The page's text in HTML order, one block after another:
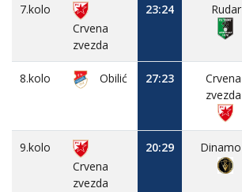
7.kolo
Crvena
zvezda
23:24 Rudar
8.kolo Obilić 27:23
Crvena
zvezda
9.kolo
Crvena
zvezda
20:29 Dinamo